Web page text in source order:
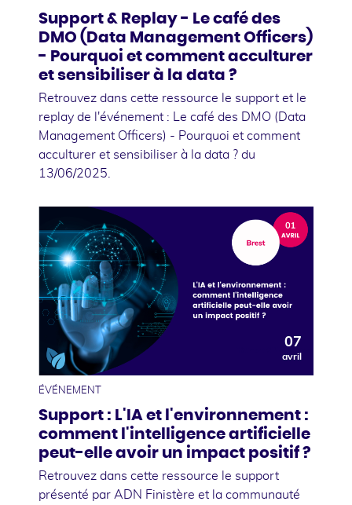
Support & Replay - Le café des
DMO (Data Management Officers)
- Pourquoi et comment acculturer
et sensibiliser à la data ?
Retrouvez dans cette ressource le support et le
replay de l'événement : Le café des DMO (Data
Management Officers) - Pourquoi et comment
acculturer et sensibiliser à la data ? du
13/06/2025.
07
avril
ÉVÉNEMENT
Support : L'IA et l'environnement :
comment l'intelligence artificielle
peut-elle avoir un impact positif ?
Retrouvez dans cette ressource le support
présenté par ADN Finistère et la communauté